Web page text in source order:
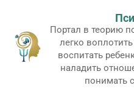
контенту
Портал в теорию
легко
воспитать
наладить
понимать